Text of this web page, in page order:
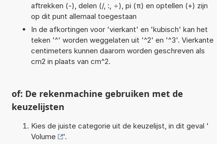
aftrekken (-), delen (/, :, ÷), pi (π) en optellen (+) zijn
op dit punt allemaal toegestaan
In de afkortingen voor 'vierkant' en 'kubisch' kan het
teken '^' worden weggelaten uit '^2' en '^3'. Vierkante
centimeters kunnen daarom worden geschreven als
cm2 in plaats van cm^2.
of: De rekenmachine gebruiken met de
keuzelijsten
Kies de juiste categorie uit de keuzelijst, in dit geval '
Volume
'.